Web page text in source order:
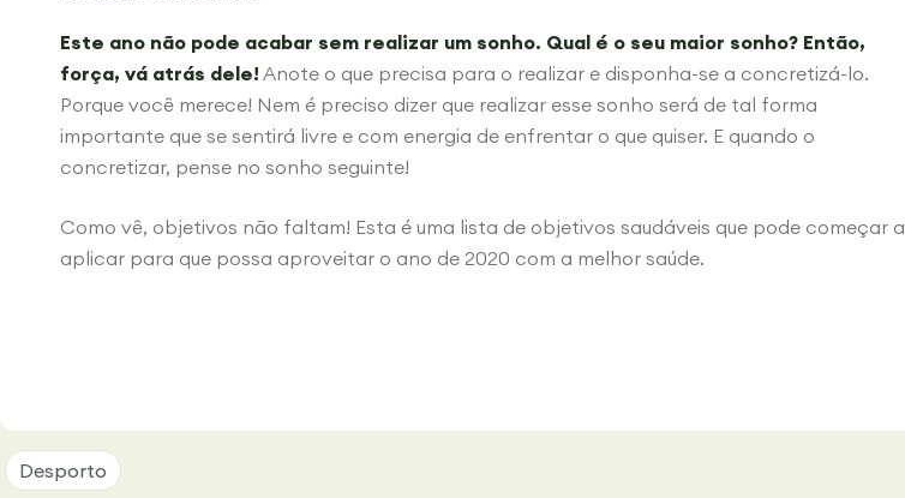
Este ano não pode acabar sem realizar um sonho. Qual é o seu maior sonho? Então,
força, vá atrás dele! Anote o que precisa para o realizar e disponha-se a concretizá-lo.
Porque você merece! Nem é preciso dizer que realizar esse sonho será de tal forma
importante que se sentirá livre e com energia de enfrentar o que quiser. E quando o
concretizar, pense no sonho seguinte!
Como vê, objetivos não faltam! Esta é uma lista de objetivos saudáveis que pode começar a
aplicar para que possa aproveitar o ano de 2020 com a melhor saúde.
Desporto